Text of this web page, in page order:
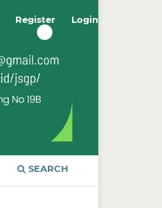
SEARCH
Register Login